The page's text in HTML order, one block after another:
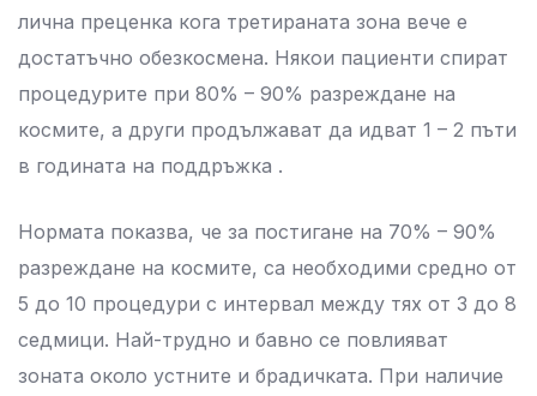
лична преценка кога третираната зона вече е
достатъчно обезкосмена. Някои пациенти спират
процедурите при 80% – 90% разреждане на
космите, а други продължават да идват 1 – 2 пъти
в годината на поддръжка .
Нормата показва, че за постигане на 70% – 90%
разреждане на космите, са необходими средно от
5 до 10 процедури с интервал между тях от 3 до 8
седмици. Най-трудно и бавно се повлияват
зоната около устните и брадичката. При наличие